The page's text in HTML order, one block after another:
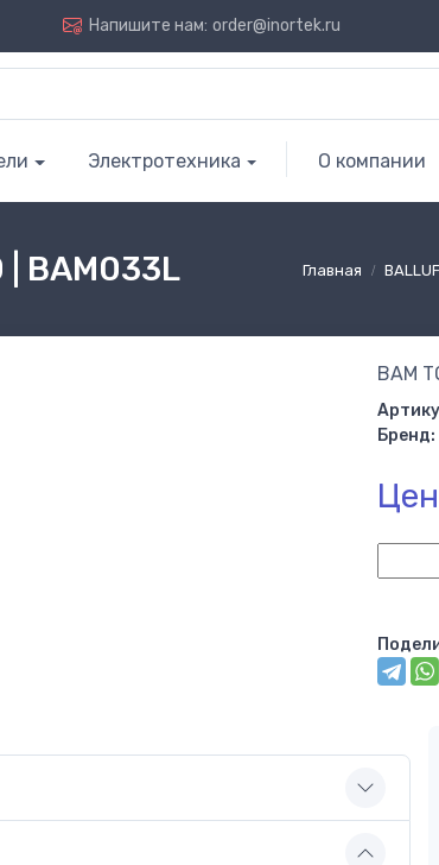
Напишите нам: order@inortek.ru
Электротехника О компании
Главная
BAM033L
BAM
Бренд: